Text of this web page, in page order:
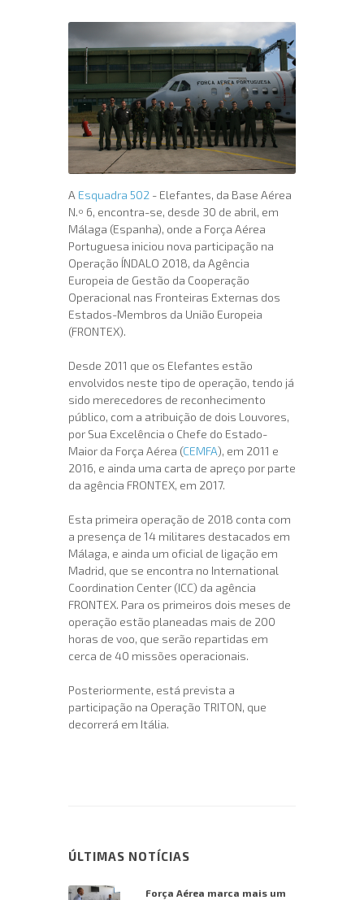
A Esquadra 502 - Elefantes, da Base Aérea
N.º 6, encontra-se, desde 30 de abril, em
Málaga (Espanha), onde a Força Aérea
Portuguesa iniciou nova participação na
Operação ÍNDALO 2018, da Agência
Europeia de Gestão da Cooperação
Operacional nas Fronteiras Externas dos
Estados-Membros da União Europeia
(FRONTEX).
Desde 2011 que os Elefantes estão
envolvidos neste tipo de operação, tendo já
sido merecedores de reconhecimento
público, com a atribuição de dois Louvores,
por Sua Excelência o Chefe do Estado-
Maior da Força Aérea (CEMFA), em 2011 e
2016, e ainda uma carta de apreço por parte
da agência FRONTEX, em 2017.
Esta primeira operação de 2018 conta com
a presença de 14 militares destacados em
Málaga, e ainda um oficial de ligação em
Madrid, que se encontra no International
Coordination Center (ICC) da agência
FRONTEX. Para os primeiros dois meses de
operação estão planeadas mais de 200
horas de voo, que serão repartidas em
cerca de 40 missões operacionais.
Posteriormente, está prevista a
participação na Operação TRITON, que
decorrerá em Itália.
ÚLTIMAS NOTÍCIAS
Força Aérea marca mais um